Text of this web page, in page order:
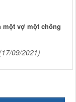
một vợ một chồng
(17/09/2021)